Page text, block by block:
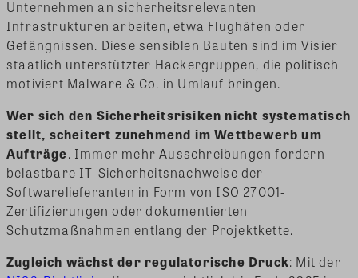
Unternehmen an sicherheitsrelevanten
Infrastrukturen arbeiten, etwa Flughäfen oder
Gefängnissen. Diese sensiblen Bauten sind im Visier
staatlich unterstützter Hackergruppen, die politisch
motiviert Malware & Co. in Umlauf bringen.
Wer sich den Sicherheitsrisiken nicht systematisch
stellt, scheitert zunehmend im Wettbewerb um
Aufträge. Immer mehr Ausschreibungen fordern
belastbare IT-Sicherheitsnachweise der
Softwarelieferanten in Form von ISO 27001-
Zertifizierungen oder dokumentierten
Schutzmaßnahmen entlang der Projektkette.
Zugleich wächst der regulatorische Druck: Mit der